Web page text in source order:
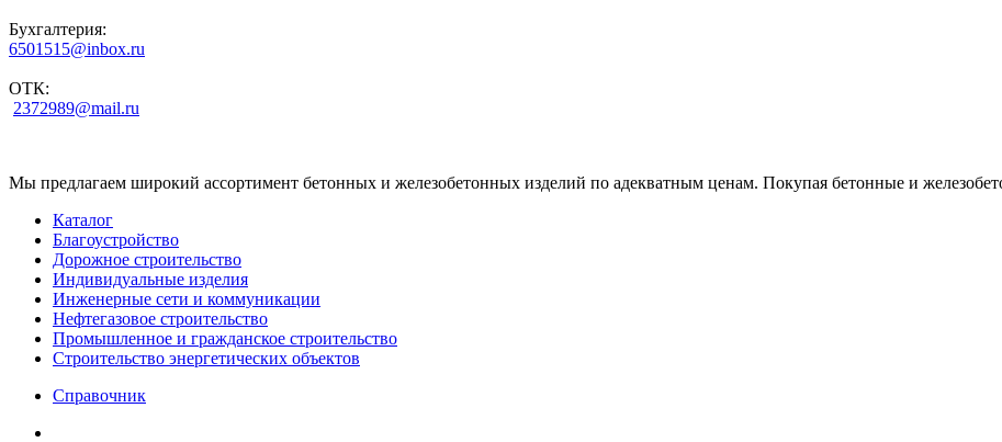
Бухгалтерия:
6501515@inbox.ru
ОТК:
2372989@mail.ru
Мы предлагаем широкий ассортимент бетонных и железобетонных изделий по адекватным ценам. Покупая бетонные и
Каталог
Благоустройство
Дорожное строительство
Индивидуальные изделия
Инженерные сети и коммуникации
Нефтегазовое строительство
Промышленное и гражданское строительство
Строительство энергетических объектов
Справочник